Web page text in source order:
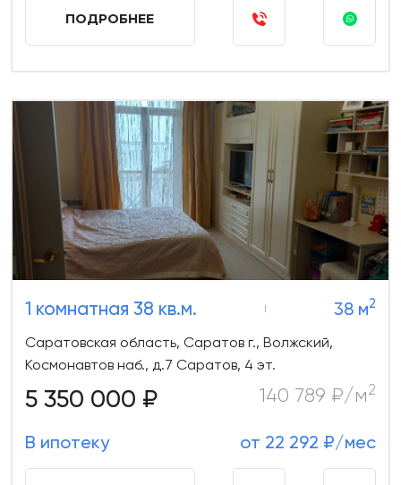
ПОДРОБНЕЕ
1 комнатная 38 кв.м. 38 м2
Саратовская область, Саратов г., Волжский,
Космонавтов наб., д.7 Саратов, 4 эт.
5 350 000 ₽ 140 789 ₽/м2
В ипотеку от 22 292 ₽/мес